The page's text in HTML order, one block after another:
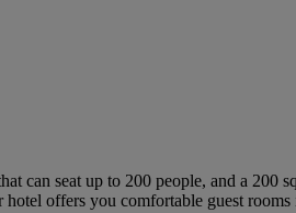
can seat up to 200 people, and a
offers you comfortable guest